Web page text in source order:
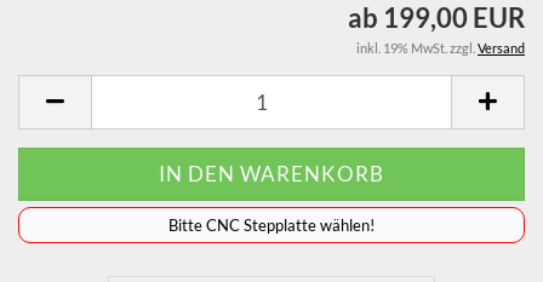
ab 199,00 EUR
inkl. 19% MwSt. zzgl. Versand
️️️️️Bitte CNC Stepplatte wählen!